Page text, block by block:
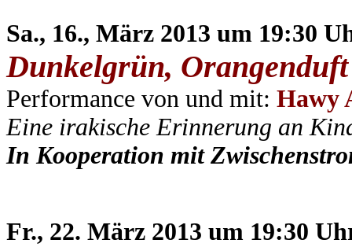
Sa., 16., März 2013 um 19:30
Dunkelgrün, Orangenduft
Performance von und mit: Hawy
Eine irakische Erinnerung an
In Kooperation mit
Fr., 22. März 2013 um 19:30